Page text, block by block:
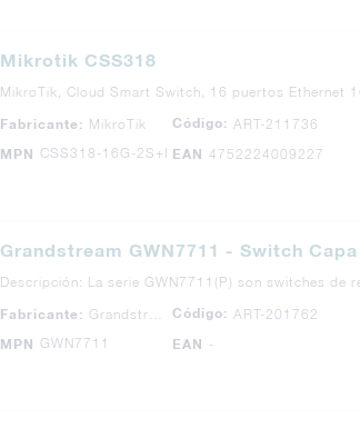
Mikrotik CSS318
MikroTik, Cloud Smart Switch, 16 puertos Ethernet
Fabricante: MikroTik Código: ART-211736
MPN CSS318-16G-2S+INEAN 4752224009227
Grandstream GWN7711 - Switch
Descripción: La serie GWN7711(P) son switches de
Fabricante:
Código: ART-201762
MPN GWN7711 EAN -